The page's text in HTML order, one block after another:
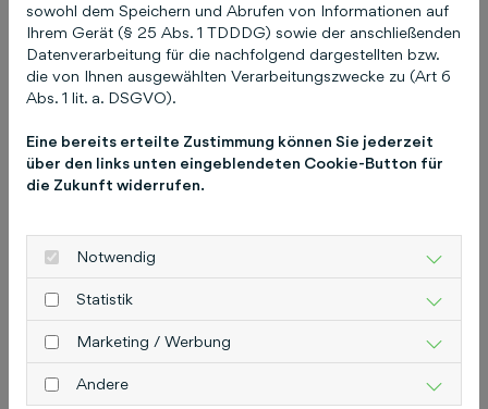
Ich habe meine
Zugangsdaten (E-Mail
und / oder Passwort) zu
COCO vergessen!
17. April 2025
sowohl dem Speichern und Abrufen von Informationen auf
Ihrem Gerät (§ 25 Abs. 1 TDDDG) sowie der anschließenden
Datenverarbeitung für die nachfolgend dargestellten bzw.
die von Ihnen ausgewählten Verarbeitungszwecke zu (Art 6
Abs. 1 lit. a. DSGVO).
Eine bereits erteilte Zustimmung können Sie jederzeit
über den links unten eingeblendeten Cookie-Button für
die Zukunft widerrufen.
Notwendig
Statistik
Marketing / Werbung
Andere